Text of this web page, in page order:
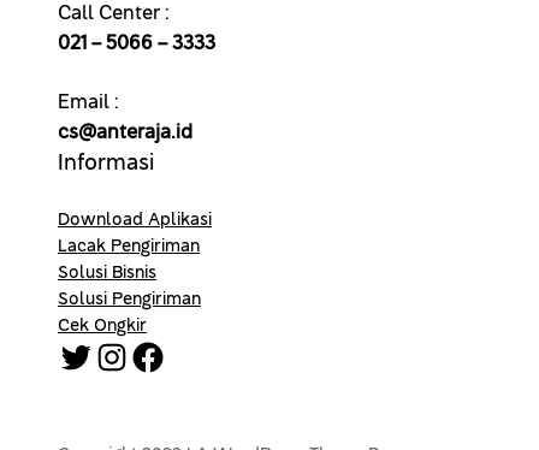
Call Center :
021 – 5066 – 3333
Email :
cs@anteraja.id
Informasi
Download Aplikasi
Lacak Pengiriman
Solusi Bisnis
Solusi Pengiriman
Cek Ongkir
Twitter Instagram Facebook